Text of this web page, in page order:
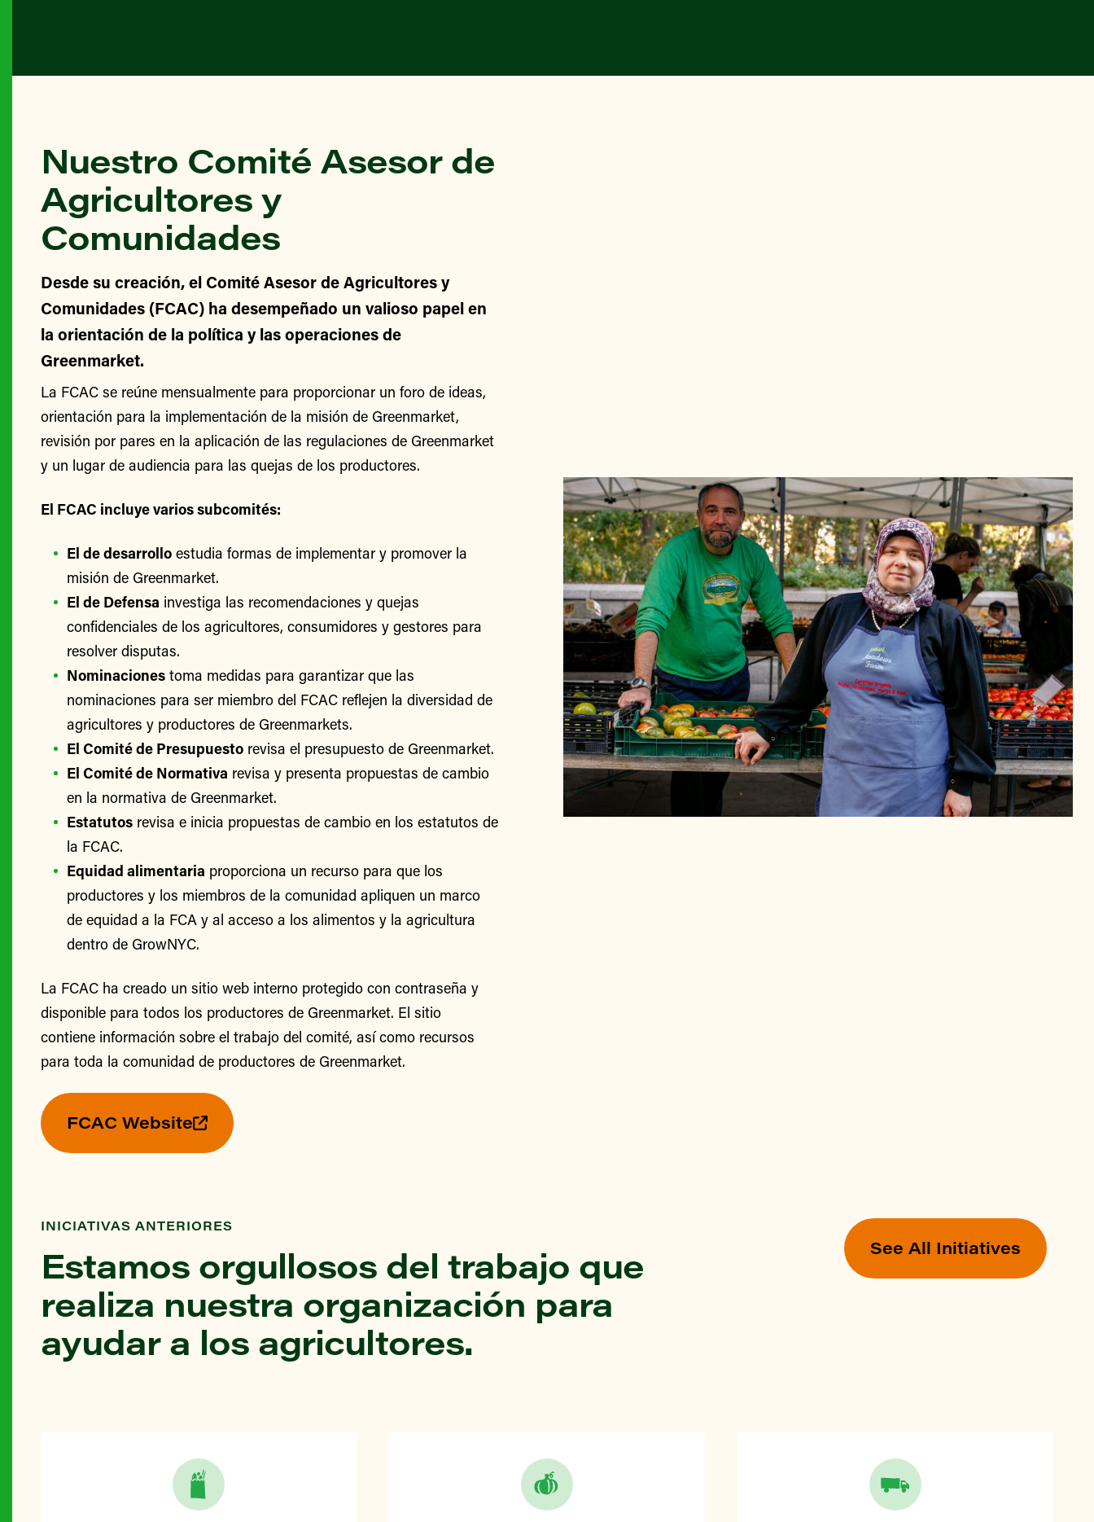
Nuestro Comité Asesor de
Agricultores y
Comunidades
Desde su creación, el Comité Asesor de Agricultores y
Comunidades (FCAC) ha desempeñado un valioso papel en
la orientación de la política y las operaciones de
Greenmarket.
La FCAC se reúne mensualmente para proporcionar un foro de ideas,
orientación para la implementación de la misión de Greenmarket,
revisión por pares en la aplicación de las regulaciones de Greenmarket
y un lugar de audiencia para las quejas de los productores.
El FCAC incluye varios subcomités:
El de desarrollo estudia formas de implementar y promover la
misión de Greenmarket.
El de Defensa investiga las recomendaciones y quejas
confidenciales de los agricultores, consumidores y gestores para
resolver disputas.
Nominaciones toma medidas para garantizar que las
nominaciones para ser miembro del FCAC reflejen la diversidad de
agricultores y productores de Greenmarkets.
El Comité de Presupuesto revisa el presupuesto de Greenmarket.
El Comité de Normativa revisa y presenta propuestas de cambio
en la normativa de Greenmarket.
Estatutos revisa e inicia propuestas de cambio en los estatutos de
la FCAC.
Equidad alimentaria proporciona un recurso para que los
productores y los miembros de la comunidad apliquen un marco
de equidad a la FCA y al acceso a los alimentos y la agricultura
dentro de GrowNYC.
La FCAC ha creado un sitio web interno protegido con contraseña y
disponible para todos los productores de Greenmarket. El sitio
contiene información sobre el trabajo del comité, así como recursos
para toda la comunidad de productores de Greenmarket.
FCAC Website
INICIATIVAS ANTERIORES
Estamos orgullosos del trabajo que
realiza nuestra organización para
ayudar a los agricultores.
See All Initiatives